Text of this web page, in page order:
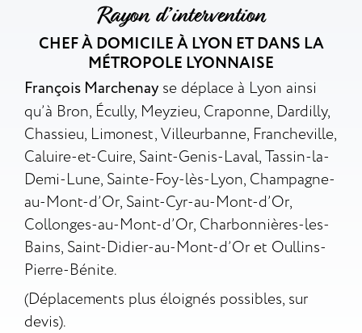
Rayon d’intervention
CHEF À DOMICILE À LYON ET DANS LA
MÉTROPOLE LYONNAISE
François Marchenay se déplace à Lyon ainsi
qu’à Bron, Écully, Meyzieu, Craponne, Dardilly,
Chassieu, Limonest, Villeurbanne, Francheville,
Caluire-et-Cuire, Saint-Genis-Laval, Tassin-la-
Demi-Lune, Sainte-Foy-lès-Lyon, Champagne-
au-Mont-d’Or, Saint-Cyr-au-Mont-d’Or,
Collonges-au-Mont-d’Or, Charbonnières-les-
Bains, Saint-Didier-au-Mont-d’Or et Oullins-
Pierre-Bénite.
(Déplacements plus éloignés possibles, sur
devis).